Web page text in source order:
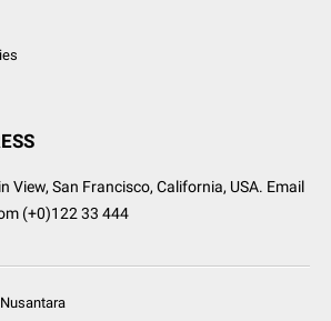
View, San Francisco, California, USA. Email
(+0)122 33 444